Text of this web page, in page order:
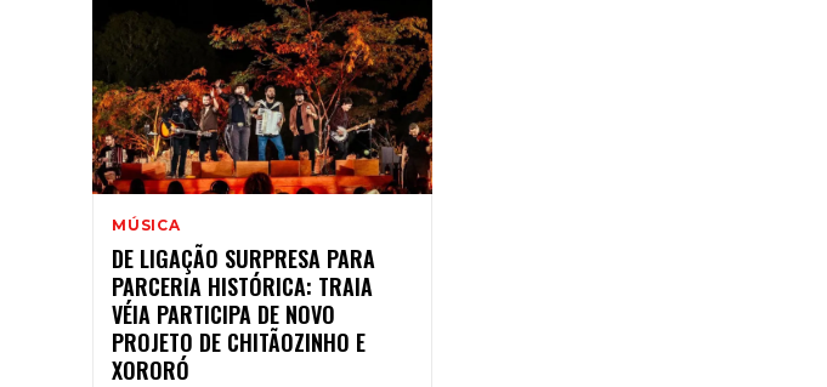
MÚSICA
DE LIGAÇÃO SURPRESA PARA
PARCERIA HISTÓRICA: TRAIA
VÉIA PARTICIPA DE NOVO
PROJETO DE CHITÃOZINHO E
XORORÓ